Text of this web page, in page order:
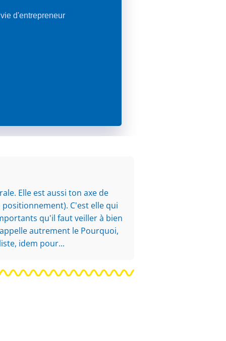
d'entrepreneur
Elle est aussi ton axe de
C'est elle qui
qu'il faut veiller à bien
autrement le Pourquoi,
idem pour...